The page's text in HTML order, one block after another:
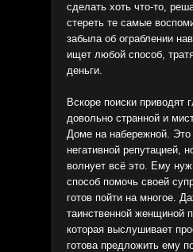
сделать хоть что-то,
стереть те самые
забыла об ограблении
ищет любой способ,
деньги.
Вскоре поиски приводят
довольно странной и
Доме на набережной. Это
негативной репутацией,
волнует всё это. Ему
способ помочь своей
готов пойти на многое.
таинственной женщиной
которая выслушивает
готова предложить ему